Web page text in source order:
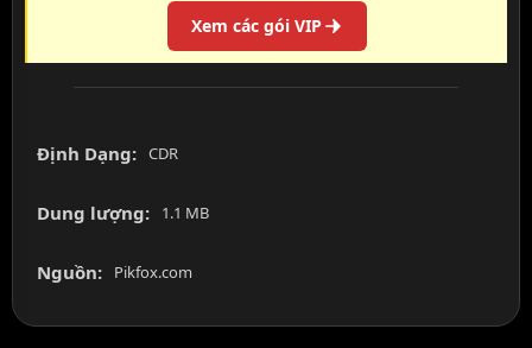
Xem các gói VIP
Định Dạng: CDR
Dung lượng: 1.1 MB
Nguồn: Pikfox.com